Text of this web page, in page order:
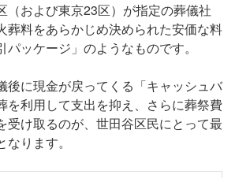
（および東京23区）が指定の葬儀社
葬料をあらかじめ決められた安価な料
ッケージ」のようなものです。
後に現金が戻ってくる「キャッシュバ
を利用して支出を抑え、さらに葬祭費
受け取るのが、世田谷区民にとって最
ります。